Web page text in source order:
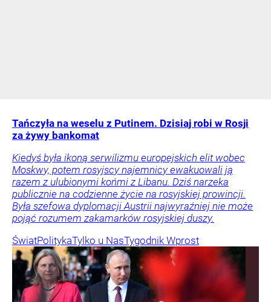
Tańczyła na weselu z Putinem. Dzisiaj robi w Rosji
za żywy bankomat
Kiedyś była ikoną serwilizmu europejskich elit wobec
Moskwy, potem rosyjscy najemnicy ewakuowali ją
razem z ulubionymi końmi z Libanu. Dziś narzeka
publicznie na codzienne życie na rosyjskiej prowincji.
Była szefowa dyplomacji Austrii najwyraźniej nie może
pojąć rozumem zakamarków rosyjskiej duszy.
ŚwiatPolitykaTylko u NasTygodnik Wprost